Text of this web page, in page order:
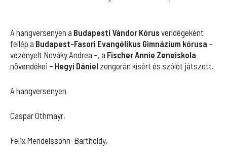
A hangversenyen a Budapesti Vándor Kórus vendégeként
fellép a Budapest-Fasori Evangélikus Gimnázium kórusa –
vezényelt Nováky Andrea –, a Fischer Annie Zeneiskola
növendékei – Hegyi Dániel zongorán kísért és szólót játszott.
A hangversenyen
Caspar Othmayr,
Felix Mendelssohn-Bartholdy,